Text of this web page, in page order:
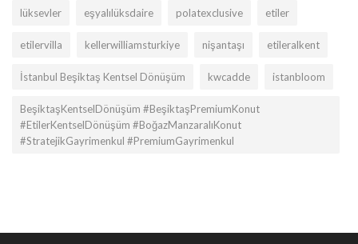
lüksevler eşyalılüksdaire polatexclusive etiler
etilervilla kellerwilliamsturkiye nişantaşı etileralkent
İstanbul Beşiktaş Kentsel Dönüşüm kwcadde istanbloom
BeşiktaşKentselDönüşüm #BeşiktaşPremiumKonut
#EtilerKentselDönüşüm #BoğazManzaralıKonut
#StratejikGayrimenkul #PremiumGayrimenkul